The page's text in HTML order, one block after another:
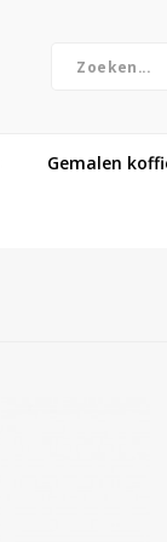
Gemalen